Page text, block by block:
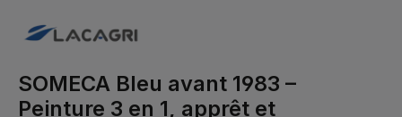
SOMECA Bleu avant 1983 –
Peinture 3 en 1, apprêt et